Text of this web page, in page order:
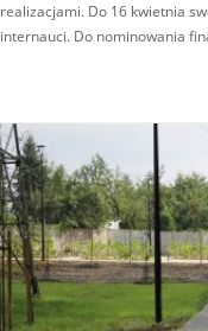
realizacjami. Do 16 kwietnia
internauci. Do nominowania